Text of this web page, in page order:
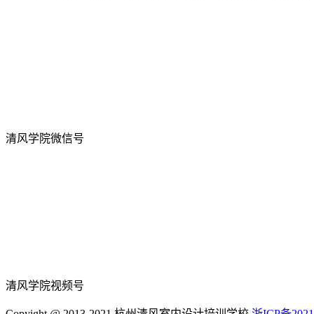
清风学院微信号
清风学院视频号